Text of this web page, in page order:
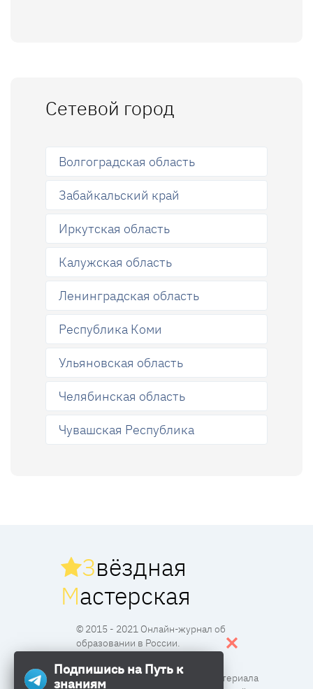
Сетевой город
Волгоградская область
Забайкальский край
Иркутская область
Калужская область
Ленинградская область
Республика Коми
Ульяновская область
Челябинская область
Чувашская Республика
Звёздная
Мастерская
© 2015 - 2021 Онлайн-журнал об
образовании в России.
Все права защищены. Перпечатка материала
Подпишись на Путь к
знаниям